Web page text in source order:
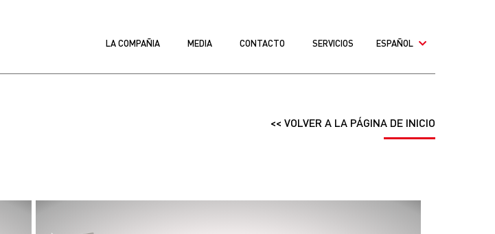
LA COMPAÑIA MEDIA CONTACTO SERVICIOS ESPAÑOL
<< VOLVER A LA PÁGINA DE INICIO